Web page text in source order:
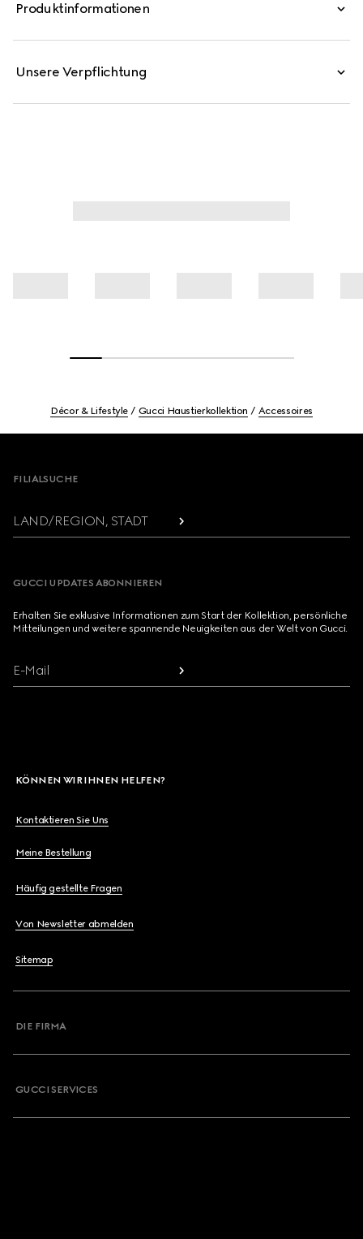
satte Farben verwendet, wie das charakteristische GG
Produktinformationen
Unsere Verpflichtung
Décor & Lifestyle Gucci Haustierkollektion Accessoires
FILIALSUCHE
LAND/REGION, STADT
GUCCI UPDATES ABONNIEREN
Erhalten Sie exklusive Informationen zum Start der Kollektion, persönliche
Mitteilungen und weitere spannende Neuigkeiten aus der Welt von Gucci.
E-Mail
KÖNNEN WIR IHNEN HELFEN?
Kontaktieren Sie Uns
Meine Bestellung
Häufig gestellte Fragen
Von Newsletter abmelden
Sitemap
DIE FIRMA
GUCCI SERVICES